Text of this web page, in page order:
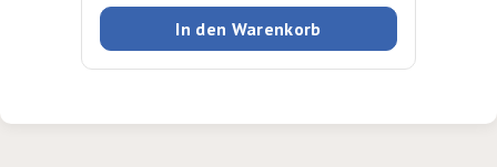
In den Warenkorb